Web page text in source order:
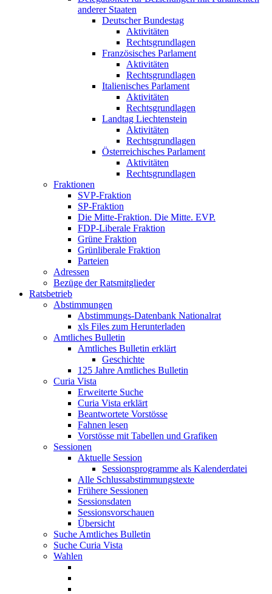
anderer Staaten
Deutscher Bundestag
Aktivitäten
Rechtsgrundlagen
Französisches Parlament
Aktivitäten
Rechtsgrundlagen
Italienisches Parlament
Aktivitäten
Rechtsgrundlagen
Landtag Liechtenstein
Aktivitäten
Rechtsgrundlagen
Österreichisches Parlament
Aktivitäten
Rechtsgrundlagen
Fraktionen
SVP-Fraktion
SP-Fraktion
Die Mitte-Fraktion. Die Mitte. EVP.
FDP-Liberale Fraktion
Grüne Fraktion
Grünliberale Fraktion
Parteien
Adressen
Bezüge der Ratsmitglieder
Ratsbetrieb
Abstimmungen
Abstimmungs-Datenbank Nationalrat
xls Files zum Herunterladen
Amtliches Bulletin
Amtliches Bulletin erklärt
Geschichte
125 Jahre Amtliches Bulletin
Curia Vista
Erweiterte Suche
Curia Vista erklärt
Beantwortete Vorstösse
Fahnen lesen
Vorstösse mit Tabellen und Grafiken
Sessionen
Aktuelle Session
Sessionsprogramme als Kalenderdatei
Alle Schlussabstimmungstexte
Frühere Sessionen
Sessionsdaten
Sessionsvorschauen
Übersicht
Suche Amtliches Bulletin
Suche Curia Vista
Wahlen